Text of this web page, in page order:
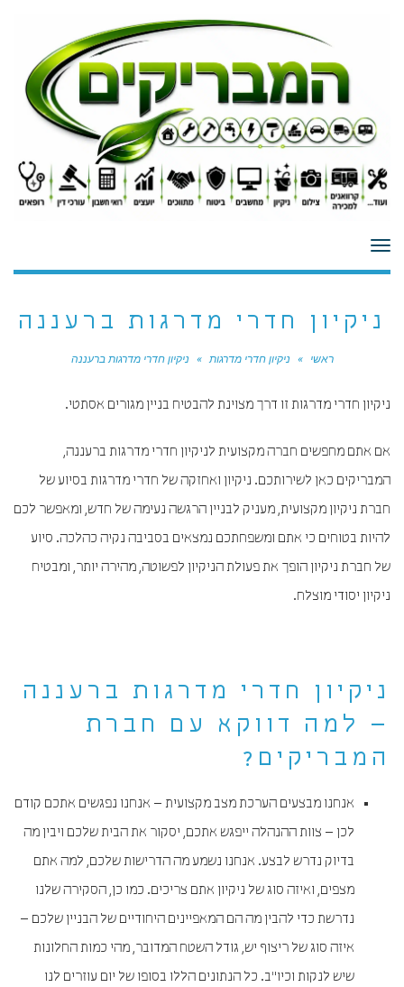
תפריט
ניקיון חדרי מדרגות ברעננה
ראשי » ניקיון חדרי מדרגות » ניקיון חדרי מדרגות ברעננה
ניקיון חדרי מדרגות זו דרך מצוינת להבטיח בניין מגורים אסתטי.
אם אתם מחפשים חברה מקצועית לניקיון חדרי מדרגות ברעננה,
המבריקים כאן לשירותכם. ניקיון ואחזקה של חדרי מדרגות בסיוע של
חברת ניקיון מקצועית, מעניק לבניין הרגשה נעימה של חדש, ומאפשר לכם
להיות בטוחים כי אתם ומשפחתכם נמצאים בסביבה נקיה כהלכה. סיוע
של חברת ניקיון הופך את פעולת הניקיון לפשוטה, מהירה יותר, ומבטיח
ניקיון יסודי מוצלח.
ניקיון חדרי מדרגות ברעננה
– למה דווקא עם חברת
המבריקים?
אנחנו מבצעים הערכת מצב מקצועית – אנחנו נפגשים אתכם קודם
לכן – צוות ההנהלה ייפגש אתכם, יסקור את הבית שלכם ויבין מה
בדיוק נדרש לבצע. אנחנו נשמע מה הדרישות שלכם, למה אתם
מצפים, ואיזה סוג של ניקיון אתם צריכים. כמו כן, הסקירה שלנו
נדרשת כדי להבין מה הם המאפיינים היחודיים של הבניין שלכם –
איזה סוג של ריצוף יש, גודל השטח המדובר, מהי כמות החלונות
שיש לנקות וכיו"ב. כל הנתונים הללו בסופו של יום עוזרים לנו